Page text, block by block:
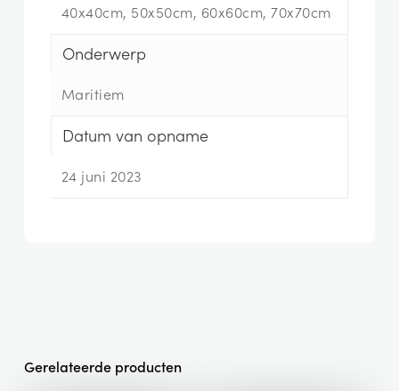
40x40cm, 50x50cm, 60x60cm, 70x70cm
Onderwerp
Maritiem
Datum van opname
24 juni 2023
Gerelateerde producten